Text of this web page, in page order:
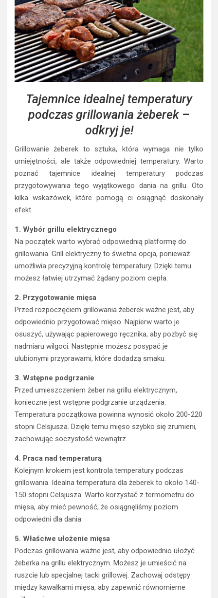
Tajemnice idealnej temperatury
podczas grillowania żeberek –
odkryj je!
Grillowanie żeberek to sztuka, która wymaga nie tylko
umiejętności, ale także odpowiedniej temperatury. Warto
poznać tajemnice idealnej temperatury podczas
przygotowywania tego wyjątkowego dania na grillu. Oto
kilka wskazówek, które pomogą ci osiągnąć doskonały
efekt.
1. Wybór grillu elektrycznego
Na początek warto wybrać odpowiednią platformę do
grillowania. Grill elektryczny to świetna opcja, ponieważ
umożliwia precyzyjną kontrolę temperatury. Dzięki temu
możesz łatwiej utrzymać żądany poziom ciepła.
2. Przygotowanie mięsa
Przed rozpoczęciem grillowania żeberek ważne jest, aby
odpowiednio przygotować mięso. Najpierw warto je
osuszyć, używając papierowego ręcznika, aby pozbyć się
nadmiaru wilgoci. Następnie możesz posypać je
ulubionymi przyprawami, które dodadzą smaku.
3. Wstępne podgrzanie
Przed umieszczeniem żeber na grillu elektrycznym,
konieczne jest wstępne podgrzanie urządzenia.
Temperatura początkowa powinna wynosić około 200-220
stopni Celsjusza. Dzięki temu mięso szybko się zrumieni,
zachowując soczystość wewnątrz.
4. Praca nad temperaturą
Kolejnym krokiem jest kontrola temperatury podczas
grillowania. Idealna temperatura dla żeberek to około 140-
150 stopni Celsjusza. Warto korzystać z termometru do
mięsa, aby mieć pewność, że osiągnęliśmy poziom
odpowiedni dla dania.
5. Właściwe ułożenie mięsa
Podczas grillowania ważne jest, aby odpowiednio ułożyć
żeberka na grillu elektrycznym. Możesz je umieścić na
ruszcie lub specjalnej tacki grillowej. Zachowaj odstępy
między kawałkami mięsa, aby zapewnić równomierne